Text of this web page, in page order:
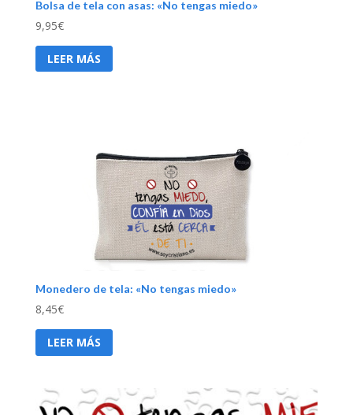
Bolsa de tela con asas: «No tengas miedo»
9,95€
LEER MÁS
Monedero de tela: «No tengas miedo»
8,45€
LEER MÁS